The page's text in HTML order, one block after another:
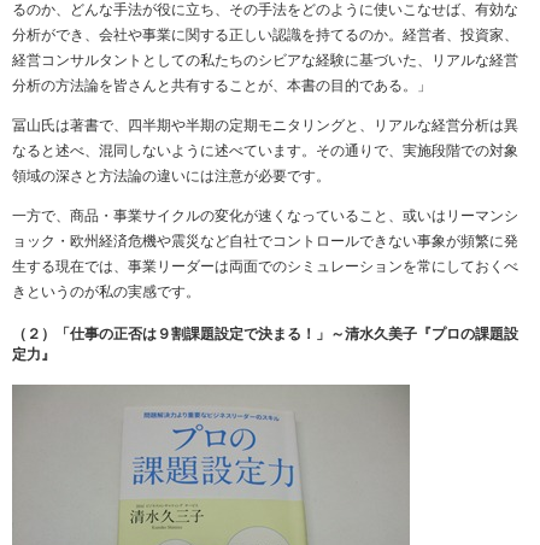
るのか、どんな手法が役に立ち、その手法をどのように使いこなせば、有効な
分析ができ、会社や事業に関する正しい認識を持てるのか。経営者、投資家、
経営コンサルタントとしての私たちのシビアな経験に基づいた、リアルな経営
分析の方法論を皆さんと共有することが、本書の目的である。」
冨山氏は著書で、四半期や半期の定期モニタリングと、リアルな経営分析は異
なると述べ、混同しないように述べています。その通りで、実施段階での対象
領域の深さと方法論の違いには注意が必要です。
一方で、商品・事業サイクルの変化が速くなっていること、或いはリーマンシ
ョック・欧州経済危機や震災など自社でコントロールできない事象が頻繁に発
生する現在では、事業リーダーは両面でのシミュレーションを常にしておくべ
きというのが私の実感です。
（２）「仕事の正否は９割課題設定で決まる！」～清水久美子『プロの課題設
定力』